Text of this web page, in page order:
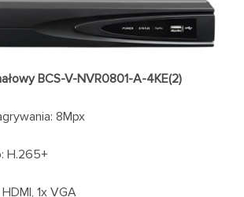
BCS-V-NVR0801-A-4KE(2)
8Mpx
H.265+
1x VGA